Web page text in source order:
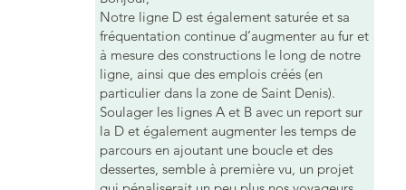
Notre ligne D est également saturée et sa
fréquentation continue d’augmenter au fur et
à mesure des constructions le long de notre
ligne, ainsi que des emplois créés (en
particulier dans la zone de Saint Denis).
Soulager les lignes A et B avec un report sur
la D et également augmenter les temps de
parcours en ajoutant une boucle et des
dessertes, semble à première vu, un projet